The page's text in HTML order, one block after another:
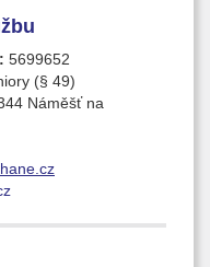
5699652
(§ 49)
Náměšť na